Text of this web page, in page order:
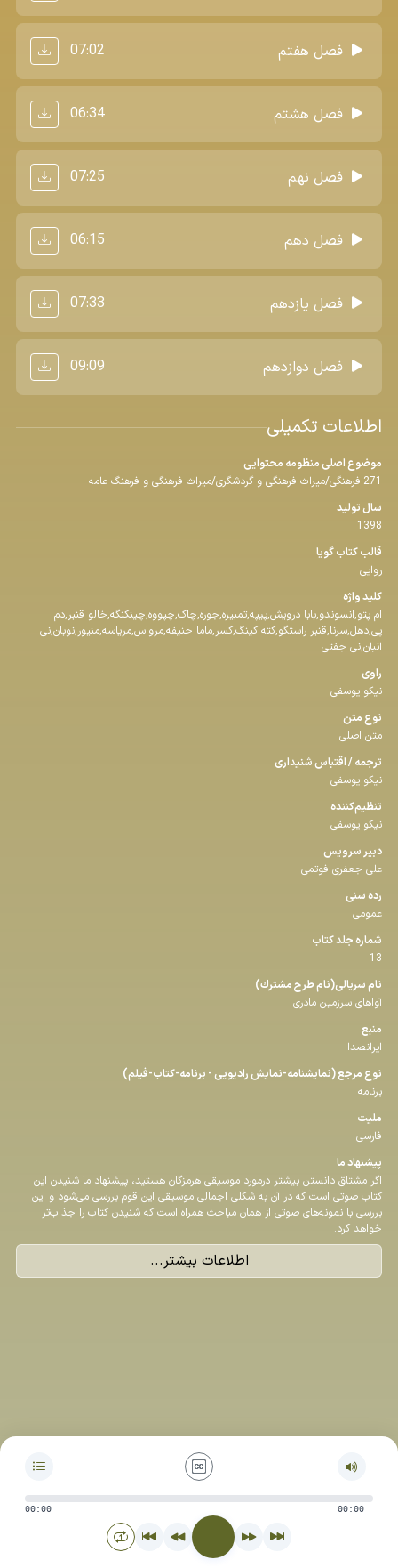
فصل هفتم 07:02
فصل هشتم 06:34
فصل نهم 07:25
فصل دهم 06:15
فصل یازدهم 07:33
فصل دوازدهم 09:09
اطلاعات تکمیلی
موضوع اصلی منظومه محتوایی
271-فرهنگی/میراث فرهنگی و گردشگری/میراث فرهنگی و فرهنگ عامه
سال تولید
1398
قالب كتاب گویا
روایی
كلید واژه
ام پتو,انسوندو,بابا درویش,پیپه,تمبیره,جوره,چاک,چپووه,چینکنگه,خالو قنبر,دم
پی,دهل,سرنا,قنبر راستگو,کته کینگ,کسر,ماما حنیفه,مرواس,مریاسه,منیور,نوبان,نی
انبان,نی جفتی
راوی
نیکو یوسفی
نوع متن
متن اصلی
ترجمه / اقتباس شنیداری
نیکو یوسفی
تنظیم‌کننده
نیکو یوسفی
دبیر سرویس
علی جعفری فوتمی
رده سنی
عمومی
شماره جلد كتاب
13
نام سریالی(نام طرح مشترك)
آواهای سرزمین مادری
منبع
ایرانصدا
نوع مرجع (نمایشنامه-نمایش رادیویی - برنامه-كتاب-فیلم)
برنامه
ملیت
فارسی
پیشنهاد ما
اگر مشتاق دانستن بیشتر درمورد موسیقی هرمزگان هستید، پیشنهاد ما شنیدن این
کتاب صوتی است که در آن به شکلی اجمالی موسیقی این قوم بررسی می‌شود و این
بررسی با نمونه‌های صوتی از همان مباحث همراه است که شنیدن کتاب را جذاب‌تر
خواهد کرد.
اطلاعات بیشتر...
00:00 00:00